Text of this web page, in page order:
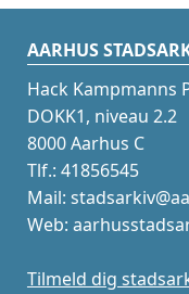
AARHUS
Hack Kampmanns
DOKK1, niveau 2.2
8000 Aarhus C
Tlf.: 41856545
Mail:
Web:
Tilmeld dig